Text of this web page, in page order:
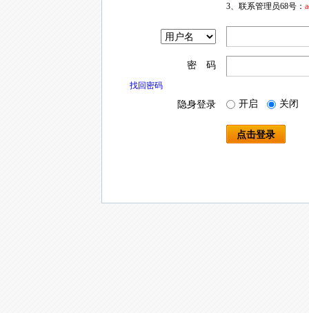
3、联系管理员68号：
密 码
找回密码
隐身登录 开启 关闭
点击登录